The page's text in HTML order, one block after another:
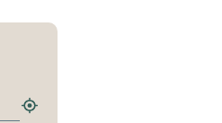
Hitta